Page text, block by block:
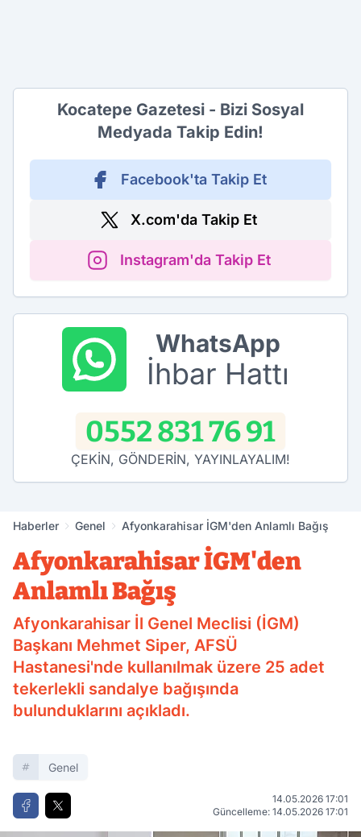
Kocatepe Gazetesi - Bizi Sosyal
Medyada Takip Edin!
Facebook'ta Takip Et
X.com'da Takip Et
Instagram'da Takip Et
WhatsApp
İhbar Hattı
0552 831 76 91
ÇEKİN, GÖNDERİN, YAYINLAYALIM!
Haberler Genel Afyonkarahisar İGM'den Anlamlı Bağış
Afyonkarahisar İGM'den
Anlamlı Bağış
Afyonkarahisar İl Genel Meclisi (İGM)
Başkanı Mehmet Siper, AFSÜ
Hastanesi'nde kullanılmak üzere 25 adet
tekerlekli sandalye bağışında
bulunduklarını açıkladı.
Genel
14.05.2026 17:01
Güncelleme: 14.05.2026 17:01